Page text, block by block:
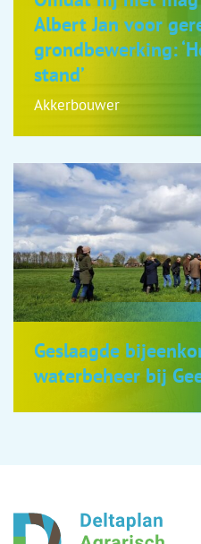
Albert Jan voor
grondbewerking:
stand’
Akkerbouwer
Geslaagde
waterbeheer bij